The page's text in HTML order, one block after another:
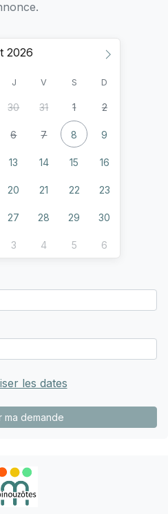
J V S D
30 31 1 2
6 7 8 9
13 14 15 16
20 21 22 23
27 28 29 30
3 4 5 6
les dates
ma demande